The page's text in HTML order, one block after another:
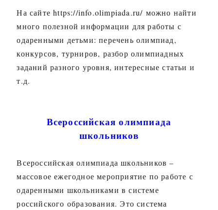
На сайте https://info.olimpiada.ru/ можно найти
много полезной информации для работы с
одаренными детьми: перечень олимпиад,
конкурсов, турниров, разбор олимпиадных
заданий разного уровня, интересные статьи и
т.д.
Всероссийская олимпиада
школьников
Всероссийская олимпиада школьников –
массовое ежегодное мероприятие по работе с
одаренными школьниками в системе
российского образования. Это система